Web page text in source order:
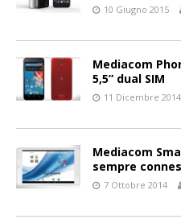
10 Giugno 2015
Mediacom
5,5” dual SIM
11 Dicembre 2014
Mediacom
sempre
7 Ottobre 2014